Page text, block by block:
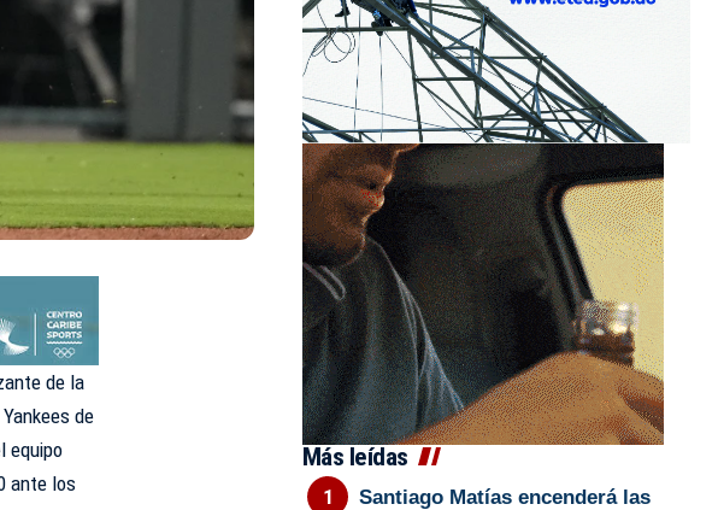
de la
de
equipo
ante los
Más leídas
Santiago Matías encenderá las